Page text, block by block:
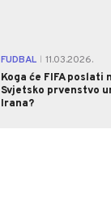
FUDBAL
11.03.2026.
Koga će FIFA poslati
Svjetsko prvenstvo
Irana?